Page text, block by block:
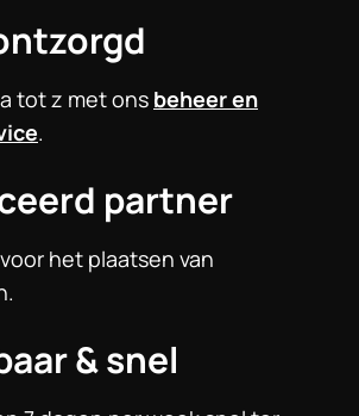
tot z met ons beheer en
.
partner
voor het plaatsen van
& snel